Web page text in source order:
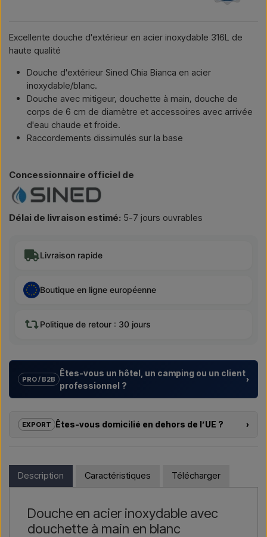
Excellente douche d'extérieur en acier inoxydable 316L de
haute qualité
Douche d'extérieur Sined Chia Bianca en acier
inoxydable/blanc.
Douche avec mitigeur, douchette à main, douche de
corps de 6 cm de diamètre et accessoires avec arrivée
d'eau chaude et froide.
Raccordements dissimulés sur la base
Concessionnaire officiel de
Délai de livraison estimé: 5-7 jours ouvrables
Livraison rapide
Boutique en ligne européenne
Politique de retour : 30 jours
PRO / B2B
Êtes-vous un hôtel, un camping ou un client
professionnel ?
›
promoteurs immobiliers avec des
pour douches extérieures – du choix du modèle à la bonne
Vous souhaitez un
plus importante, contactez-nous – réponse rapide.
EXPORT Êtes-vous domicilié en dehors de l’UE ?
›
commander directement sur le webshop. En revanche, vous
pouvez nous contacter et recevoir un prix avec la livraison et,
Il vous suffit d’indiquer l’article qui vous intéresse (référence ou
lien vers l’article) ainsi que les adresses de facturation et de
Description Caractéristiques Télécharger
Douche en acier inoxydable avec
douchette à main en blanc